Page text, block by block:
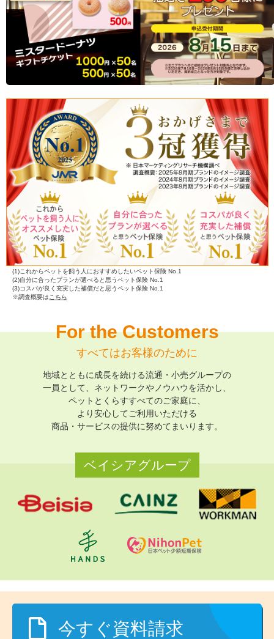
(1)これからペットを飼う人におすすめしたいペット保険 No.1
(2)自分に合ったプランが選べると思うペット保険 No.1
(3)コスパが良く充実した補償だと思うペット保険 No.1
※調査概要はこちら
For the Customers
すべてはお客様のために
地域とともに成長を続ける流通・小売グループの
一員として、 ネットワークやノウハウを活かし、
ペットとくらすすべてのご家庭に、
より安心してご利用いただける
商品・サービスの提供に努めてまいります。
ベイシアグループ
今すぐ資料請求